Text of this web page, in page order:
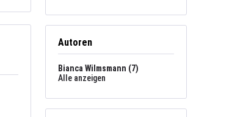
Autoren
Bianca Wilmsmann (7)
Alle anzeigen